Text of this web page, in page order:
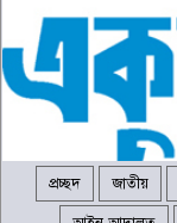
৬
৭
প্রচ্ছদ জাতীয়